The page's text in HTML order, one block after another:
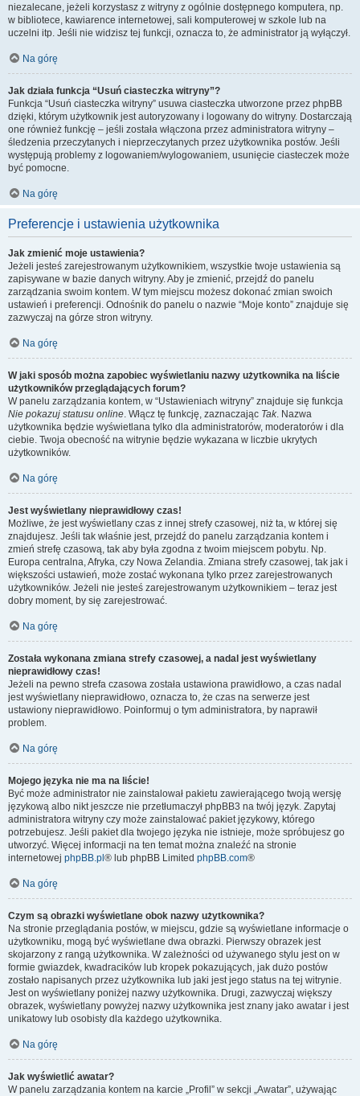
niezalecane, jeżeli korzystasz z witryny z ogólnie dostępnego komputera, np.
w bibliotece, kawiarence internetowej, sali komputerowej w szkole lub na
uczelni itp. Jeśli nie widzisz tej funkcji, oznacza to, że administrator ją wyłączył.
Na górę
Jak działa funkcja “Usuń ciasteczka witryny”?
Funkcja “Usuń ciasteczka witryny” usuwa ciasteczka utworzone przez phpBB
dzięki, którym użytkownik jest autoryzowany i logowany do witryny. Dostarczają
one również funkcję – jeśli została włączona przez administratora witryny –
śledzenia przeczytanych i nieprzeczytanych przez użytkownika postów. Jeśli
występują problemy z logowaniem/wylogowaniem, usunięcie ciasteczek może
być pomocne.
Na górę
Preferencje i ustawienia użytkownika
Jak zmienić moje ustawienia?
Jeżeli jesteś zarejestrowanym użytkownikiem, wszystkie twoje ustawienia są
zapisywane w bazie danych witryny. Aby je zmienić, przejdź do panelu
zarządzania swoim kontem. W tym miejscu możesz dokonać zmian swoich
ustawień i preferencji. Odnośnik do panelu o nazwie “Moje konto” znajduje się
zazwyczaj na górze stron witryny.
Na górę
W jaki sposób można zapobiec wyświetlaniu nazwy użytkownika na liście
użytkowników przeglądających forum?
W panelu zarządzania kontem, w “Ustawieniach witryny” znajduje się funkcja
Nie pokazuj statusu online. Włącz tę funkcję, zaznaczając Tak. Nazwa
użytkownika będzie wyświetlana tylko dla administratorów, moderatorów i dla
ciebie. Twoja obecność na witrynie będzie wykazana w liczbie ukrytych
użytkowników.
Na górę
Jest wyświetlany nieprawidłowy czas!
Możliwe, że jest wyświetlany czas z innej strefy czasowej, niż ta, w której się
znajdujesz. Jeśli tak właśnie jest, przejdź do panelu zarządzania kontem i
zmień strefę czasową, tak aby była zgodna z twoim miejscem pobytu. Np.
Europa centralna, Afryka, czy Nowa Zelandia. Zmiana strefy czasowej, tak jak i
większości ustawień, może zostać wykonana tylko przez zarejestrowanych
użytkowników. Jeżeli nie jesteś zarejestrowanym użytkownikiem – teraz jest
dobry moment, by się zarejestrować.
Na górę
Została wykonana zmiana strefy czasowej, a nadal jest wyświetlany
nieprawidłowy czas!
Jeżeli na pewno strefa czasowa została ustawiona prawidłowo, a czas nadal
jest wyświetlany nieprawidłowo, oznacza to, że czas na serwerze jest
ustawiony nieprawidłowo. Poinformuj o tym administratora, by naprawił
problem.
Na górę
Mojego języka nie ma na liście!
Być może administrator nie zainstalował pakietu zawierającego twoją wersję
językową albo nikt jeszcze nie przetłumaczył phpBB3 na twój język. Zapytaj
administratora witryny czy może zainstalować pakiet językowy, którego
potrzebujesz. Jeśli pakiet dla twojego języka nie istnieje, może spróbujesz go
utworzyć. Więcej informacji na ten temat można znaleźć na stronie
internetowej phpBB.pl ® lub phpBB Limited phpBB.com®
Na górę
Czym są obrazki wyświetlane obok nazwy użytkownika?
Na stronie przeglądania postów, w miejscu, gdzie są wyświetlane informacje o
użytkowniku, mogą być wyświetlane dwa obrazki. Pierwszy obrazek jest
skojarzony z rangą użytkownika. W zależności od używanego stylu jest on w
formie gwiazdek, kwadracików lub kropek pokazujących, jak dużo postów
zostało napisanych przez użytkownika lub jaki jest jego status na tej witrynie.
Jest on wyświetlany poniżej nazwy użytkownika. Drugi, zazwyczaj większy
obrazek, wyświetlany powyżej nazwy użytkownika jest znany jako awatar i jest
unikatowy lub osobisty dla każdego użytkownika.
Na górę
Jak wyświetlić awatar?
W panelu zarządzania kontem na karcie „Profil” w sekcji „Awatar”, używając